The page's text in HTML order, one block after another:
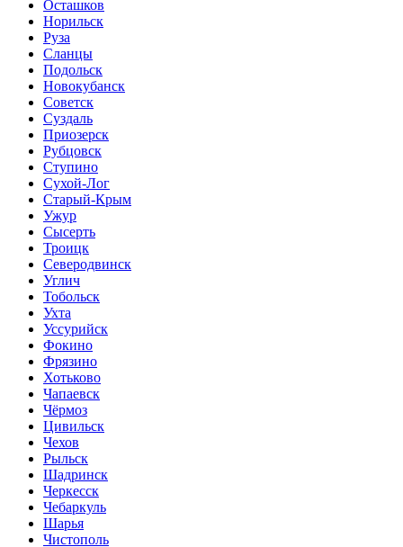
Осташков
Норильск
Руза
Сланцы
Подольск
Новокубанск
Советск
Суздаль
Приозерск
Рубцовск
Ступино
Сухой-Лог
Старый-Крым
Ужур
Сысерть
Троицк
Северодвинск
Углич
Тобольск
Ухта
Уссурийск
Фокино
Фрязино
Хотьково
Чапаевск
Чёрмоз
Цивильск
Чехов
Рыльск
Шадринск
Черкесск
Чебаркуль
Шарья
Чистополь